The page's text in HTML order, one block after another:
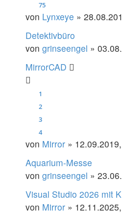
75
von Lynxeye »
Detektivbüro
von grinseengel »
MirrorCAD
1
2
3
4
von Mirror »
Aquarium-Messe
von grinseengel »
Visual Studio 2026 mit
von Mirror »